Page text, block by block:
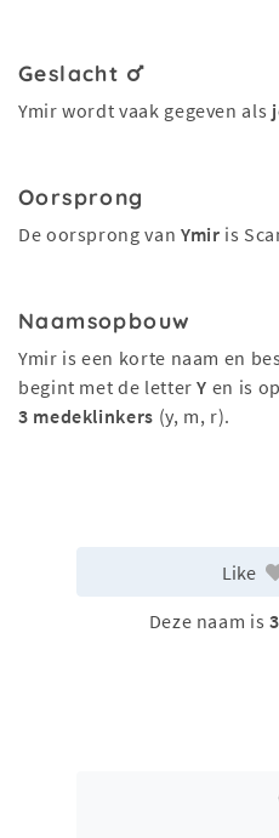
Geslacht
Ymir wordt vaak gegeven als
Oorsprong
De oorsprong van Ymir is
Naamsopbouw
Ymir is een korte naam en
begint met de letterY en is
3 medeklinkers (y, m, r).
Like
Deze naam is 3